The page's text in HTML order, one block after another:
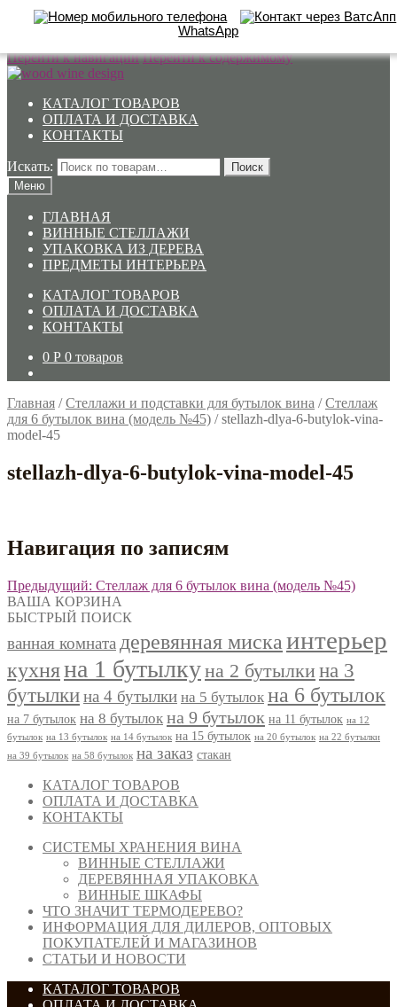
WhatsApp
Перейти к навигации Перейти к содержимому
КАТАЛОГ ТОВАРОВ
ОПЛАТА И ДОСТАВКА
КОНТАКТЫ
Искать:
Поиск
Меню
ГЛАВНАЯ
ВИННЫЕ СТЕЛЛАЖИ
УПАКОВКА ИЗ ДЕРЕВА
ПРЕДМЕТЫ ИНТЕРЬЕРА
КАТАЛОГ ТОВАРОВ
ОПЛАТА И ДОСТАВКА
КОНТАКТЫ
0 Р 0 товаров
Главная /Стеллажи и подставки для бутылок вина /Стеллаж
для 6 бутылок вина (модель №45) /stellazh-dlya-6-butylok-vina-
model-45
stellazh-dlya-6-butylok-vina-model-45
Навигация по записям
Предыдущий: Стеллаж для 6 бутылок вина (модель №45)
ВАША КОРЗИНА
БЫСТРЫЙ ПОИСК
ванная комната деревянная миска интерьер
кухняна 1 бутылкуна 2 бутылки на 3
бутылкина 4 бутылки на 5 бутылок на 6 бутылок
на 7 бутылок на 8 бутылок на 9 бутылок на 11 бутылок на 12
бутылок на 13 бутылок на 14 бутылок на 15 бутылок на 20 бутылок на 22 бутылки
на 39 бутылок на 58 бутылок на заказ стакан
КАТАЛОГ ТОВАРОВ
ОПЛАТА И ДОСТАВКА
КОНТАКТЫ
СИСТЕМЫ ХРАНЕНИЯ ВИНА
ВИННЫЕ СТЕЛЛАЖИ
ДЕРЕВЯННАЯ УПАКОВКА
ВИННЫЕ ШКАФЫ
ЧТО ЗНАЧИТ ТЕРМОДЕРЕВО?
ИНФОРМАЦИЯ ДЛЯ ДИЛЕРОВ, ОПТОВЫХ
ПОКУПАТЕЛЕЙ И МАГАЗИНОВ
СТАТЬИ И НОВОСТИ
КАТАЛОГ ТОВАРОВ